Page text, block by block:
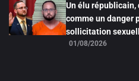
Un élu républicain,
comme un danger
sollicitation
01/08/2026